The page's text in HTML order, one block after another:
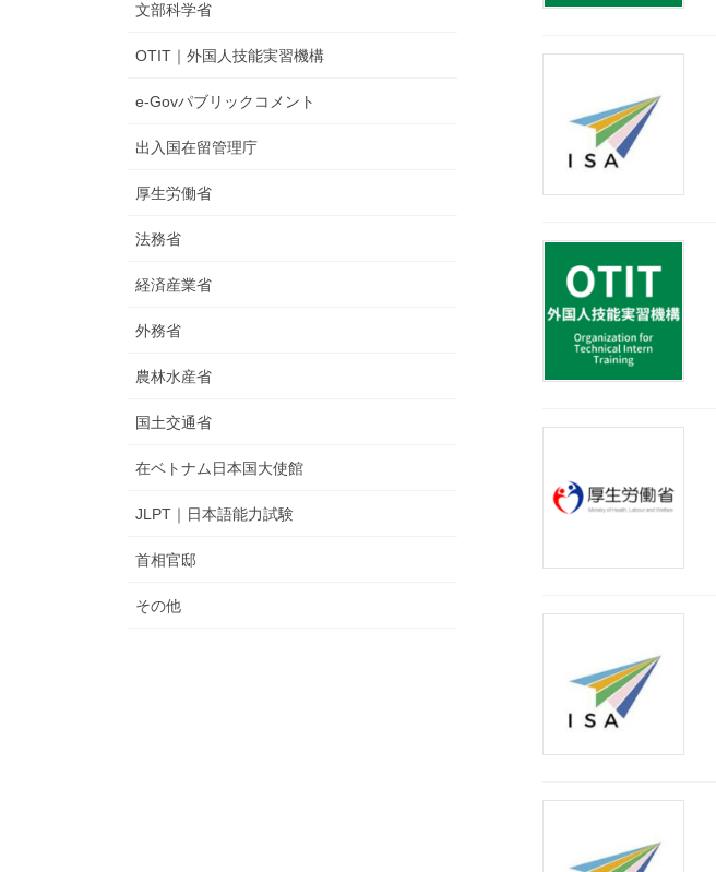
文部科学省
OTIT｜外国人技能実習機構
e-Govパブリックコメント
出入国在留管理庁
厚生労働省
法務省
経済産業省
外務省
農林水産省
国土交通省
在ベトナム日本国大使館
JLPT｜日本語能力試験
首相官邸
その他